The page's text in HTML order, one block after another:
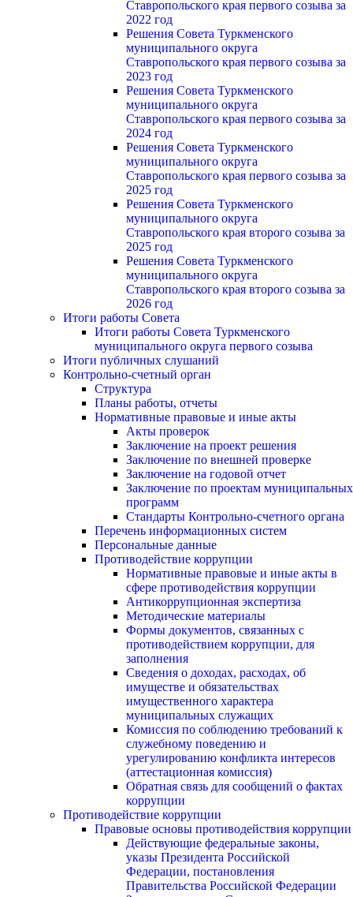
Ставропольского края первого созыва за
2022 год
Решения Совета Туркменского
муниципального округа
Ставропольского края первого созыва за
2023 год
Решения Совета Туркменского
муниципального округа
Ставропольского края первого созыва за
2024 год
Решения Совета Туркменского
муниципального округа
Ставропольского края первого созыва за
2025 год
Решения Совета Туркменского
муниципального округа
Ставропольского края второго созыва за
2025 год
Решения Совета Туркменского
муниципального округа
Ставропольского края второго созыва за
2026 год
Итоги работы Совета
Итоги работы Совета Туркменского
муниципального округа первого созыва
Итоги публичных слушаний
Контрольно-счетный орган
Структура
Планы работы, отчеты
Нормативные правовые и иные акты
Акты проверок
Заключение на проект решения
Заключение по внешней проверке
Заключение на годовой отчет
Заключение по проектам муниципальных
программ
Стандарты Контрольно-счетного органа
Перечень информационных систем
Персональные данные
Противодействие коррупции
Нормативные правовые и иные акты в
сфере противодействия коррупции
Антикоррупционная экспертиза
Методические материалы
Формы документов, связанных с
противодействием коррупции, для
заполнения
Сведения о доходах, расходах, об
имуществе и обязательствах
имущественного характера
муниципальных служащих
Комиссия по соблюдению требований к
служебному поведению и
урегулированию конфликта интересов
(аттестационная комиссия)
Обратная связь для сообщений о фактах
коррупции
Противодействие коррупции
Правовые основы противодействия коррупции
Действующие федеральные законы,
указы Президента Российской
Федерации, постановления
Правительства Российской Федерации